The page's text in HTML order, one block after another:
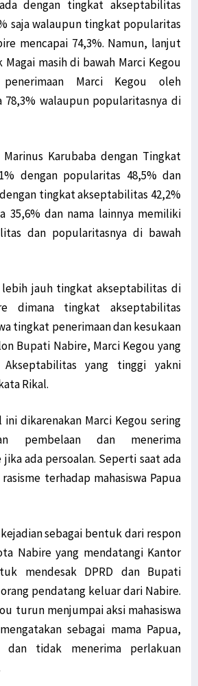
dengan tingkat akseptabilitas
saja walaupun tingkat popularitas
mencapai 74,3%. Namun, lanjut
Magai masih di bawah Marci Kegou
Marci Kegou oleh
78,3% walaupun popularitasnya di
Karubaba dengan Tingkat
dengan popularitas 48,5% dan
tingkat akseptabilitas 42,2%
35,6% dan nama lainnya memiliki
dan popularitasnya di bawah
jauh tingkat akseptabilitas di
dimana tingkat akseptabilitas
tingkat penerimaan dan kesukaan
Bupati Nabire, Marci Kegou yang
yang tinggi yakni
Rikal.
dikarenakan Marci Kegou sering
pembelaan dan menerima
ada persoalan. Seperti saat ada
terhadap mahasiswa Papua
sebagai bentuk dari respon
Nabire yang mendatangi Kantor
mendesak DPRD dan Bupati
pendatang keluar dari Nabire.
turun menjumpai aksi mahasiswa
sebagai mama Papua,
dan tidak menerima perlakuan